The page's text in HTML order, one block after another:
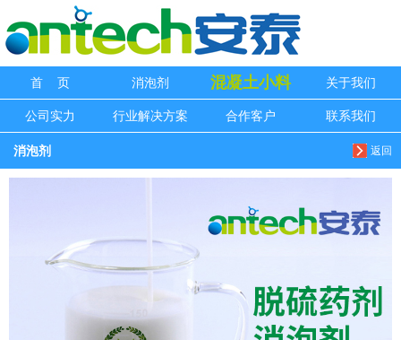
首 页 消泡剂 混凝土小料 关于我们
公司实力 行业解决方案 合作客户 联系我们
返回
消泡剂
信息搜索
搜索